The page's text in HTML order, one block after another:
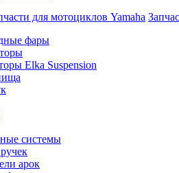
для мотоциклов Yamaha
фары
Elka Suspension
системы
арок